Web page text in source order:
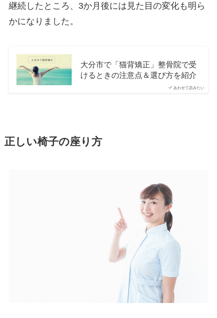
継続したところ、3か月後には見た目の変化も明ら
かになりました。
あわせて読みたい
大分市で「猫背矯正」整骨院で受
けるときの注意点＆選び方を紹介
正しい椅子の座り方